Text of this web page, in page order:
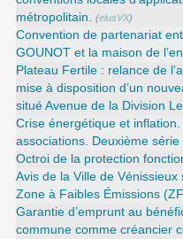
métropolitain.
(elusVX)
Convention de partenariat
GOUNOT et la maison de
Plateau Fertile : relance de
mise à disposition d’un
situé Avenue de la Division
Crise énergétique et
associations. Deuxième série
Octroi de la protection
Avis de la Ville de Vénissieux
Zone à Faibles Émissions
Garantie d’emprunt au
commune comme créancier